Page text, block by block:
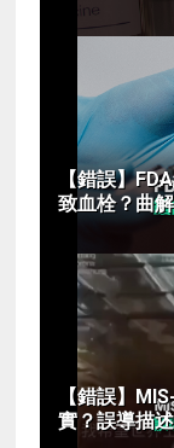
【錯誤】
致血栓？曲
【錯誤】
實？誤導描